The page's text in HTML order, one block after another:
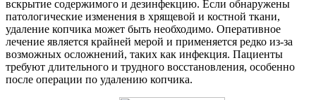
вскрытие содержимого и дезинфекцию. Если обнаружены
патологические изменения в хрящевой и костной ткани,
удаление копчика может быть необходимо. Оперативное
лечение является крайней мерой и применяется редко из-за
возможных осложнений, таких как инфекция. Пациенты
требуют длительного и трудного восстановления, особенно
после операции по удалению копчика.